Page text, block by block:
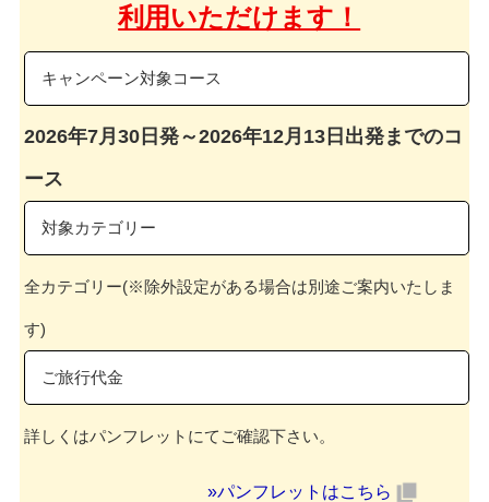
利用いただけます！
キャンペーン対象コース
2026年7月30日発～2026年12月13日出発までのコ
ース
対象カテゴリー
全カテゴリー(※除外設定がある場合は別途ご案内いたしま
す)
ご旅行代金
詳しくはパンフレットにてご確認下さい。
»パンフレットはこちら